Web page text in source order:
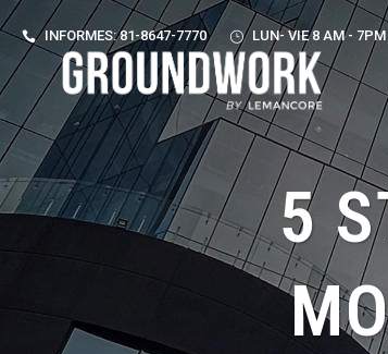
INFORMES: 81-8647-7770 LUN- VIE 8 AM -
5